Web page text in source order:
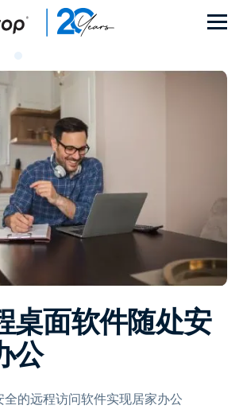
桌面软件随处安
公
的远程访问软件实现居家办公